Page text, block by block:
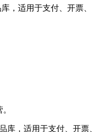
，适用于支付、开票、
库，适用于支付、开票、